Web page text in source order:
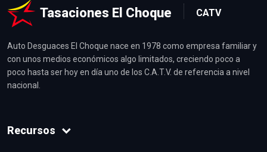
Tasaciones El Choque CATV
Auto Desguaces El Choque nace en 1978 como empresa familiar y
con unos medios económicos algo limitados, creciendo poco a
poco hasta ser hoy en día uno de los C.A.T.V. de referencia a nivel
nacional.
Recursos